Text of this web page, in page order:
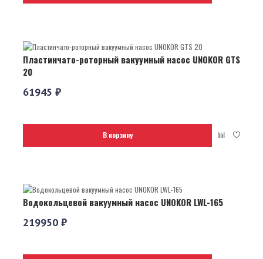
Пластинчато-роторный вакуумный насос UNOKOR GTS
20
61945 ₽
В корзину
Водокольцевой вакуумный насос UNOKOR LWL-165
219950 ₽